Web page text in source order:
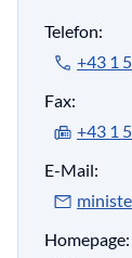
Telefon:
+43 1
Fax:
+43 1
E-Mail:
Homepage: